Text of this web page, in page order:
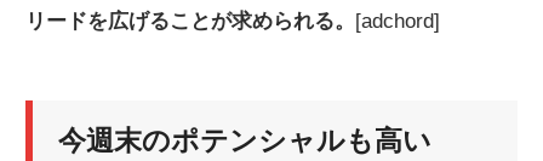
リードを広げることが求められる。 [adchord]
今週末のポテンシャルも高い